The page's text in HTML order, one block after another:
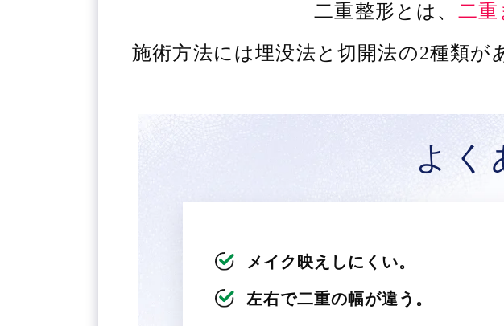
二重整形とは、 二重
施術方法には埋没法と切開法の2種類が
よく
メイク映えしにくい。
左右で二重の幅が違う。